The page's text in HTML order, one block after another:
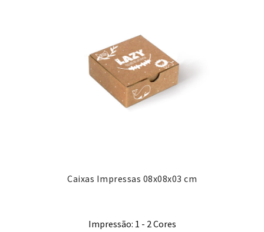
Caixas Impressas 08x08x03 cm
Impressão: 1 - 2 Cores